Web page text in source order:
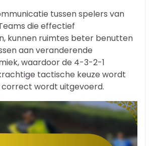
tussen spelers van
die effectief
kunnen ruimtes beter benutten
aan veranderende
waardoor de 4-3-2-1
tactische keuze wordt
wordt uitgevoerd.